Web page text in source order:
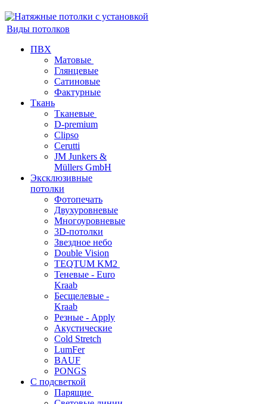
Виды потолков
ПВХ
Матовые
Глянцевые
Сатиновые
Фактурные
Ткань
Тканевые
D-premium
Clipso
Cerutti
JM Junkers &
Müllers GmbH
Эксклюзивные
потолки
Фотопечать
Двухуровневые
Многоуровневые
3D-потолки
Звездное небо
Double Vision
TEQTUM KM2
Теневые - Euro
Kraab
Бесщелевые -
Kraab
Резные - Apply
Акустические
Cold Stretch
LumFer
BAUF
PONGS
С подсветкой
Парящие